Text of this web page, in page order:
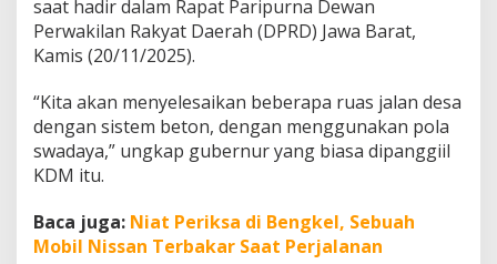
i
B
u
n
J
a
n
D
saat hadir dalam Rapat Paripurna Dewan
Perwakilan Rakyat Daerah (DPRD) Jawa Barat,
Kamis (20/11/2025).
“Kita akan menyelesaikan beberapa ruas jalan desa
dengan sistem beton, dengan menggunakan pola
swadaya,” ungkap gubernur yang biasa dipanggiil
KDM itu.
Baca juga: Niat Periksa di Bengkel, Sebuah
Mobil Nissan Terbakar Saat Perjalanan